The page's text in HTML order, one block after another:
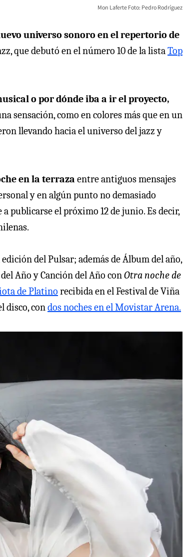
Mon Laferte Foto: Pedro Rodríguez
universo sonoro en el repertorio de
que debutó en el número 10 de la listaTop
o por dónde iba a ir el proyecto,
sensación, como en colores más que en un
llevando hacia el universo del jazz y
en la terraza entre antiguos mensajes
y en algún punto no demasiado
publicarse el próximo 12 de junio. Es decir,
edición del Pulsar; además de Álbum del año,
Año y Canción del Año conOtra noche de
de Platino recibida en el Festival de Viña
disco, condos noches en el Movistar Arena.